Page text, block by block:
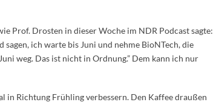
Prof. Drosten in dieser Woche im NDR Podcast sagte:
ich warte bis Juni und nehme BioNTech, die
weg. Das ist nicht in Ordnung.” Dem kann ich nur
in Richtung Frühling verbessern. Den Kaffee draußen